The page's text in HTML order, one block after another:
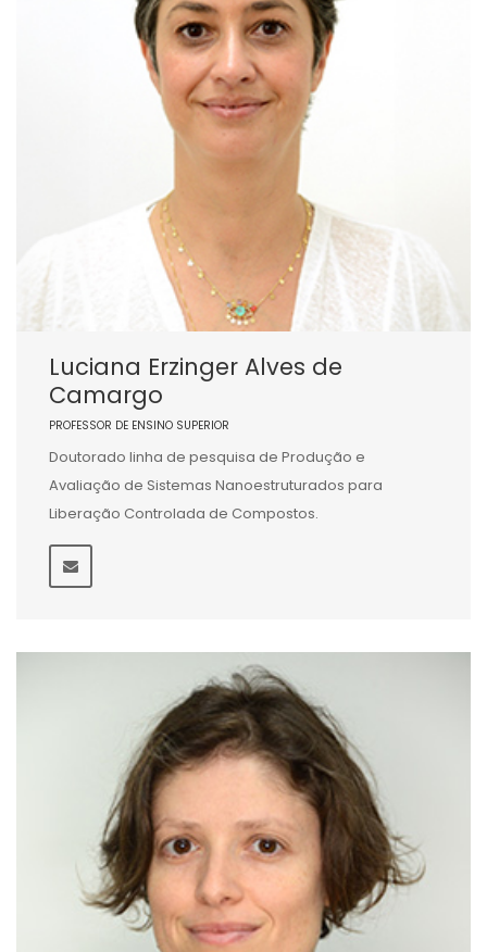
Luciana Erzinger Alves de
Camargo
PROFESSOR DE ENSINO SUPERIOR
Doutorado linha de pesquisa de Produção e
Avaliação de Sistemas Nanoestruturados para
Liberação Controlada de Compostos.